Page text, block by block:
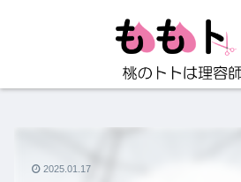
2025.01.17